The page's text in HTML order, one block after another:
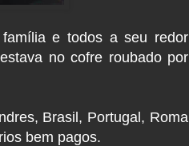
e todos a seu redor
no cofre roubado por
Brasil, Portugal, Roma
bem pagos.